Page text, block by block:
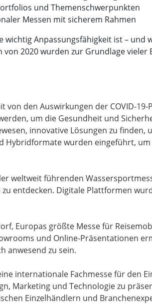
und Themenschwerpunkten
Messen mit sicherem Rahmen
wichtig Anpassungsfähigkeit ist –
2020 wurden zur Grundlage vieler
von den Auswirkungen der COVID-
um die Gesundheit und
innovative Lösungen zu
Hybridformate wurden eingeführt,
weltweit führenden
entdecken. Digitale Plattformen
Europas größte Messe für
und Online-Präsentationen
anwesend zu sein.
internationale Fachmesse für den
Marketing und Technologie zu
Einzelhändlern und